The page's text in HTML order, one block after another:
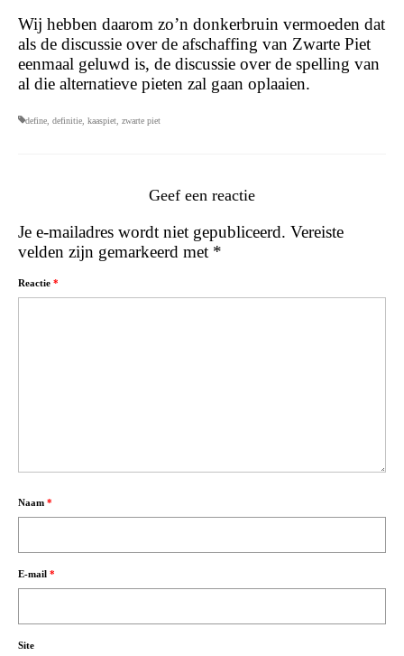
Wij hebben daarom zo’n donkerbruin vermoeden dat
als de discussie over de afschaffing van Zwarte Piet
eenmaal geluwd is, de discussie over de spelling van
al die alternatieve pieten zal gaan oplaaien.
define definitie kaaspiet zwarte piet
Geef een reactie
Je e-mailadres wordt niet gepubliceerd. Vereiste
velden zijn gemarkeerd met *
Reactie *
Naam *
E-mail *
Site